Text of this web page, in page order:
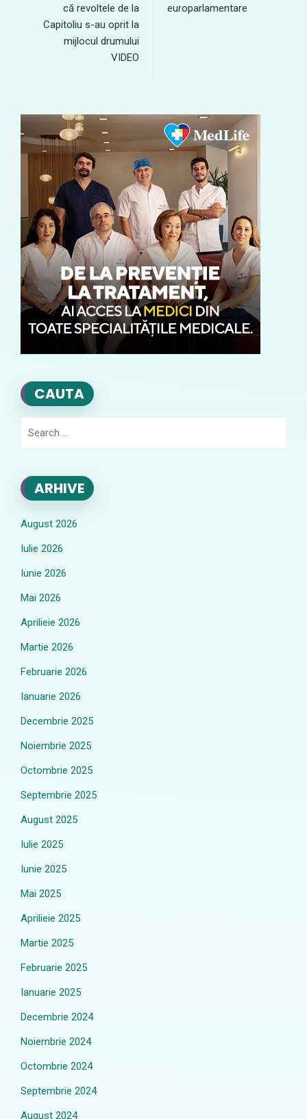
că revoltele de la
Capitoliu s-au oprit la
mijlocul drumului
VIDEO
europarlamentare
CAUTA
ARHIVE
August 2026
Iulie 2026
Iunie 2026
Mai 2026
Aprilieie 2026
Martie 2026
Februarie 2026
Ianuarie 2026
Decembrie 2025
Noiembrie 2025
Octombrie 2025
Septembrie 2025
August 2025
Iulie 2025
Iunie 2025
Mai 2025
Aprilieie 2025
Martie 2025
Februarie 2025
Ianuarie 2025
Decembrie 2024
Noiembrie 2024
Octombrie 2024
Septembrie 2024
August 2024